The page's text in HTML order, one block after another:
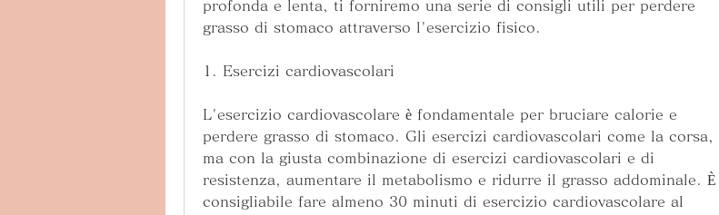
profonda e lenta, ti forniremo una serie di consigli utili per perdere
grasso di stomaco attraverso l'esercizio fisico.
1. Esercizi cardiovascolari
L'esercizio cardiovascolare è fondamentale per bruciare calorie e
perdere grasso di stomaco. Gli esercizi cardiovascolari come la corsa,
ma con la giusta combinazione di esercizi cardiovascolari e di
resistenza, aumentare il metabolismo e ridurre il grasso addominale. È
consigliabile fare almeno 30 minuti di esercizio cardiovascolare al